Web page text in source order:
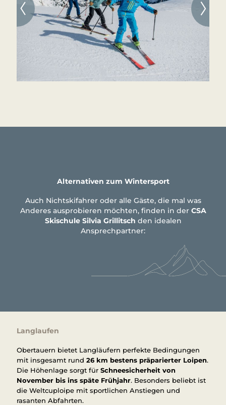
Alternativen zum Wintersport
Auch Nichtskifahrer oder alle Gäste, die mal was
Anderes ausprobieren möchten, finden in der CSA
Skischule Silvia Grillitsch den idealen
Ansprechpartner:
Langlaufen
Obertauern bietet Langläufern perfekte Bedingungen
mit insgesamt rund 26 km bestens präparierter Loipen.
Die Höhenlage sorgt für Schneesicherheit von
November bis ins späte Frühjahr. Besonders beliebt ist
die Weltcuploipe mit sportlichen Anstiegen und
rasanten Abfahrten.